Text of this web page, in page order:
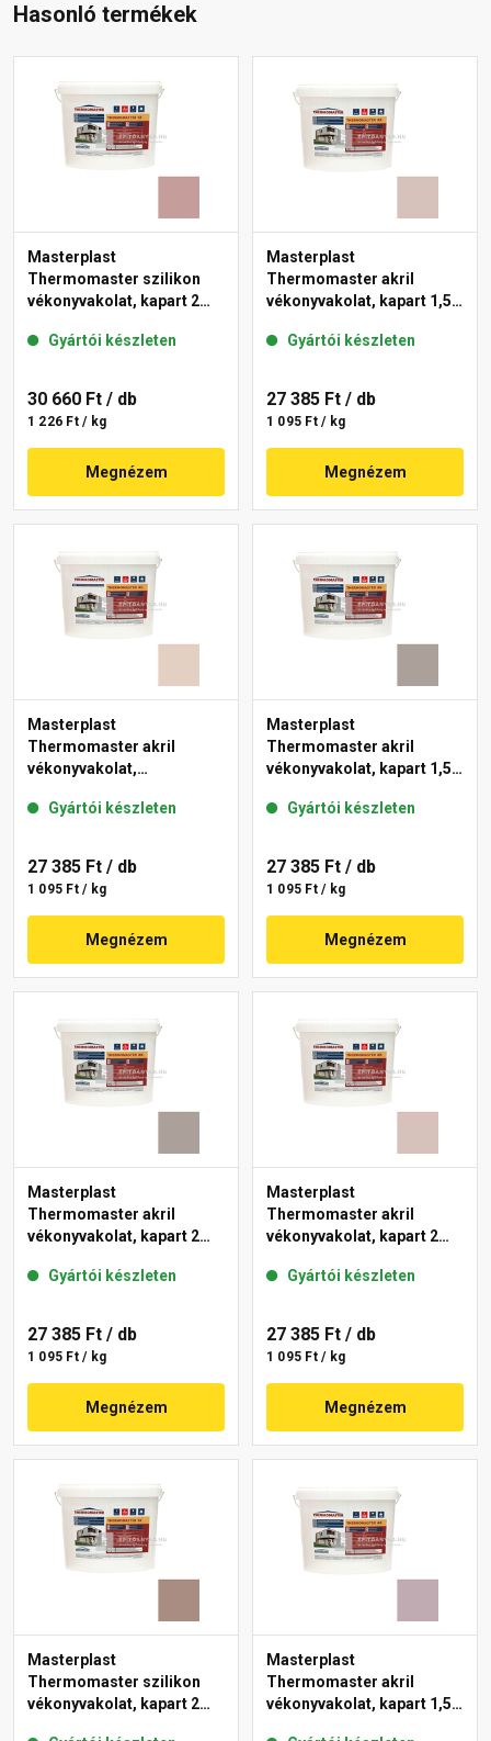
Hasonló termékek
Masterplast
Thermomaster szilikon
vékonyvakolat, kapart 2
Gyártói készleten
30 660 Ft / db
1 226 Ft / kg
Megnézem
Masterplast
Thermomaster akril
vékonyvakolat, kapart 1,5
Gyártói készleten
27 385 Ft / db
1 095 Ft / kg
Megnézem
Masterplast
Thermomaster akril
vékonyvakolat,
44-E 25 kg
Gyártói készleten
27 385 Ft / db
1 095 Ft / kg
Megnézem
Masterplast
Thermomaster akril
vékonyvakolat, kapart 1,5
Gyártói készleten
27 385 Ft / db
1 095 Ft / kg
Megnézem
Masterplast
Thermomaster akril
vékonyvakolat, kapart 2
Gyártói készleten
27 385 Ft / db
1 095 Ft / kg
Megnézem
Masterplast
Thermomaster akril
vékonyvakolat, kapart 2
Gyártói készleten
27 385 Ft / db
1 095 Ft / kg
Megnézem
Masterplast
Thermomaster szilikon
vékonyvakolat, kapart 2
Masterplast
Thermomaster akril
vékonyvakolat, kapart 1,5